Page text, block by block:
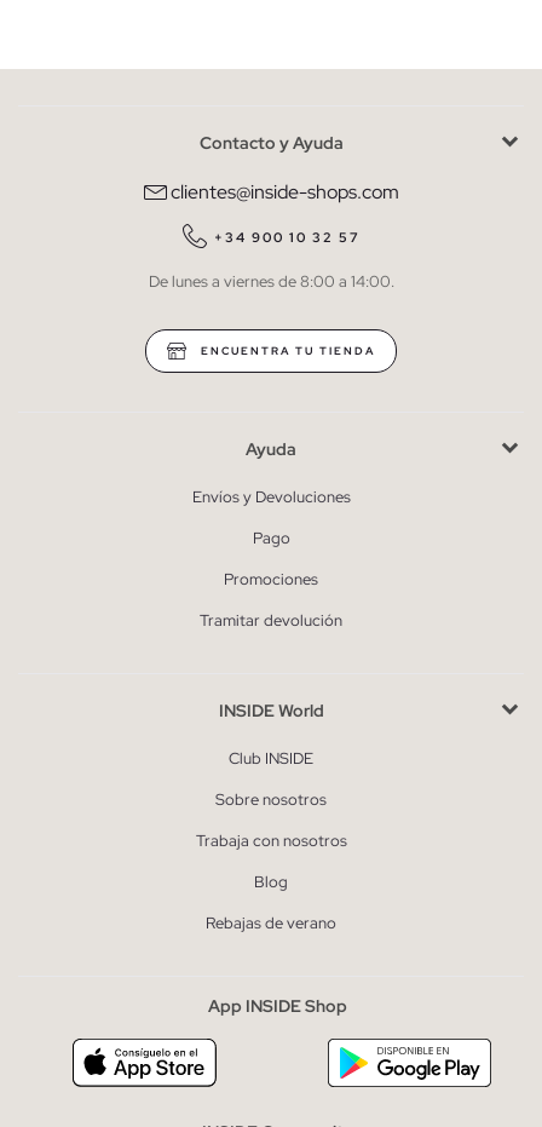
He leído y entiendo lapolítica de privacidad
QUIERO SUSCRIBIRME
* Puedes cancelar la suscripción en cualquier momento.
Contacto y Ayuda
clientes@inside-shops.com
+34 900 10 32 57
De lunes a viernes de 8:00 a 14:00.
ENCUENTRA TU TIENDA
Ayuda
Envíos y Devoluciones
Pago
Promociones
Tramitar devolución
INSIDE World
Club INSIDE
Sobre nosotros
Trabaja con nosotros
Blog
Rebajas de verano
App INSIDE Shop